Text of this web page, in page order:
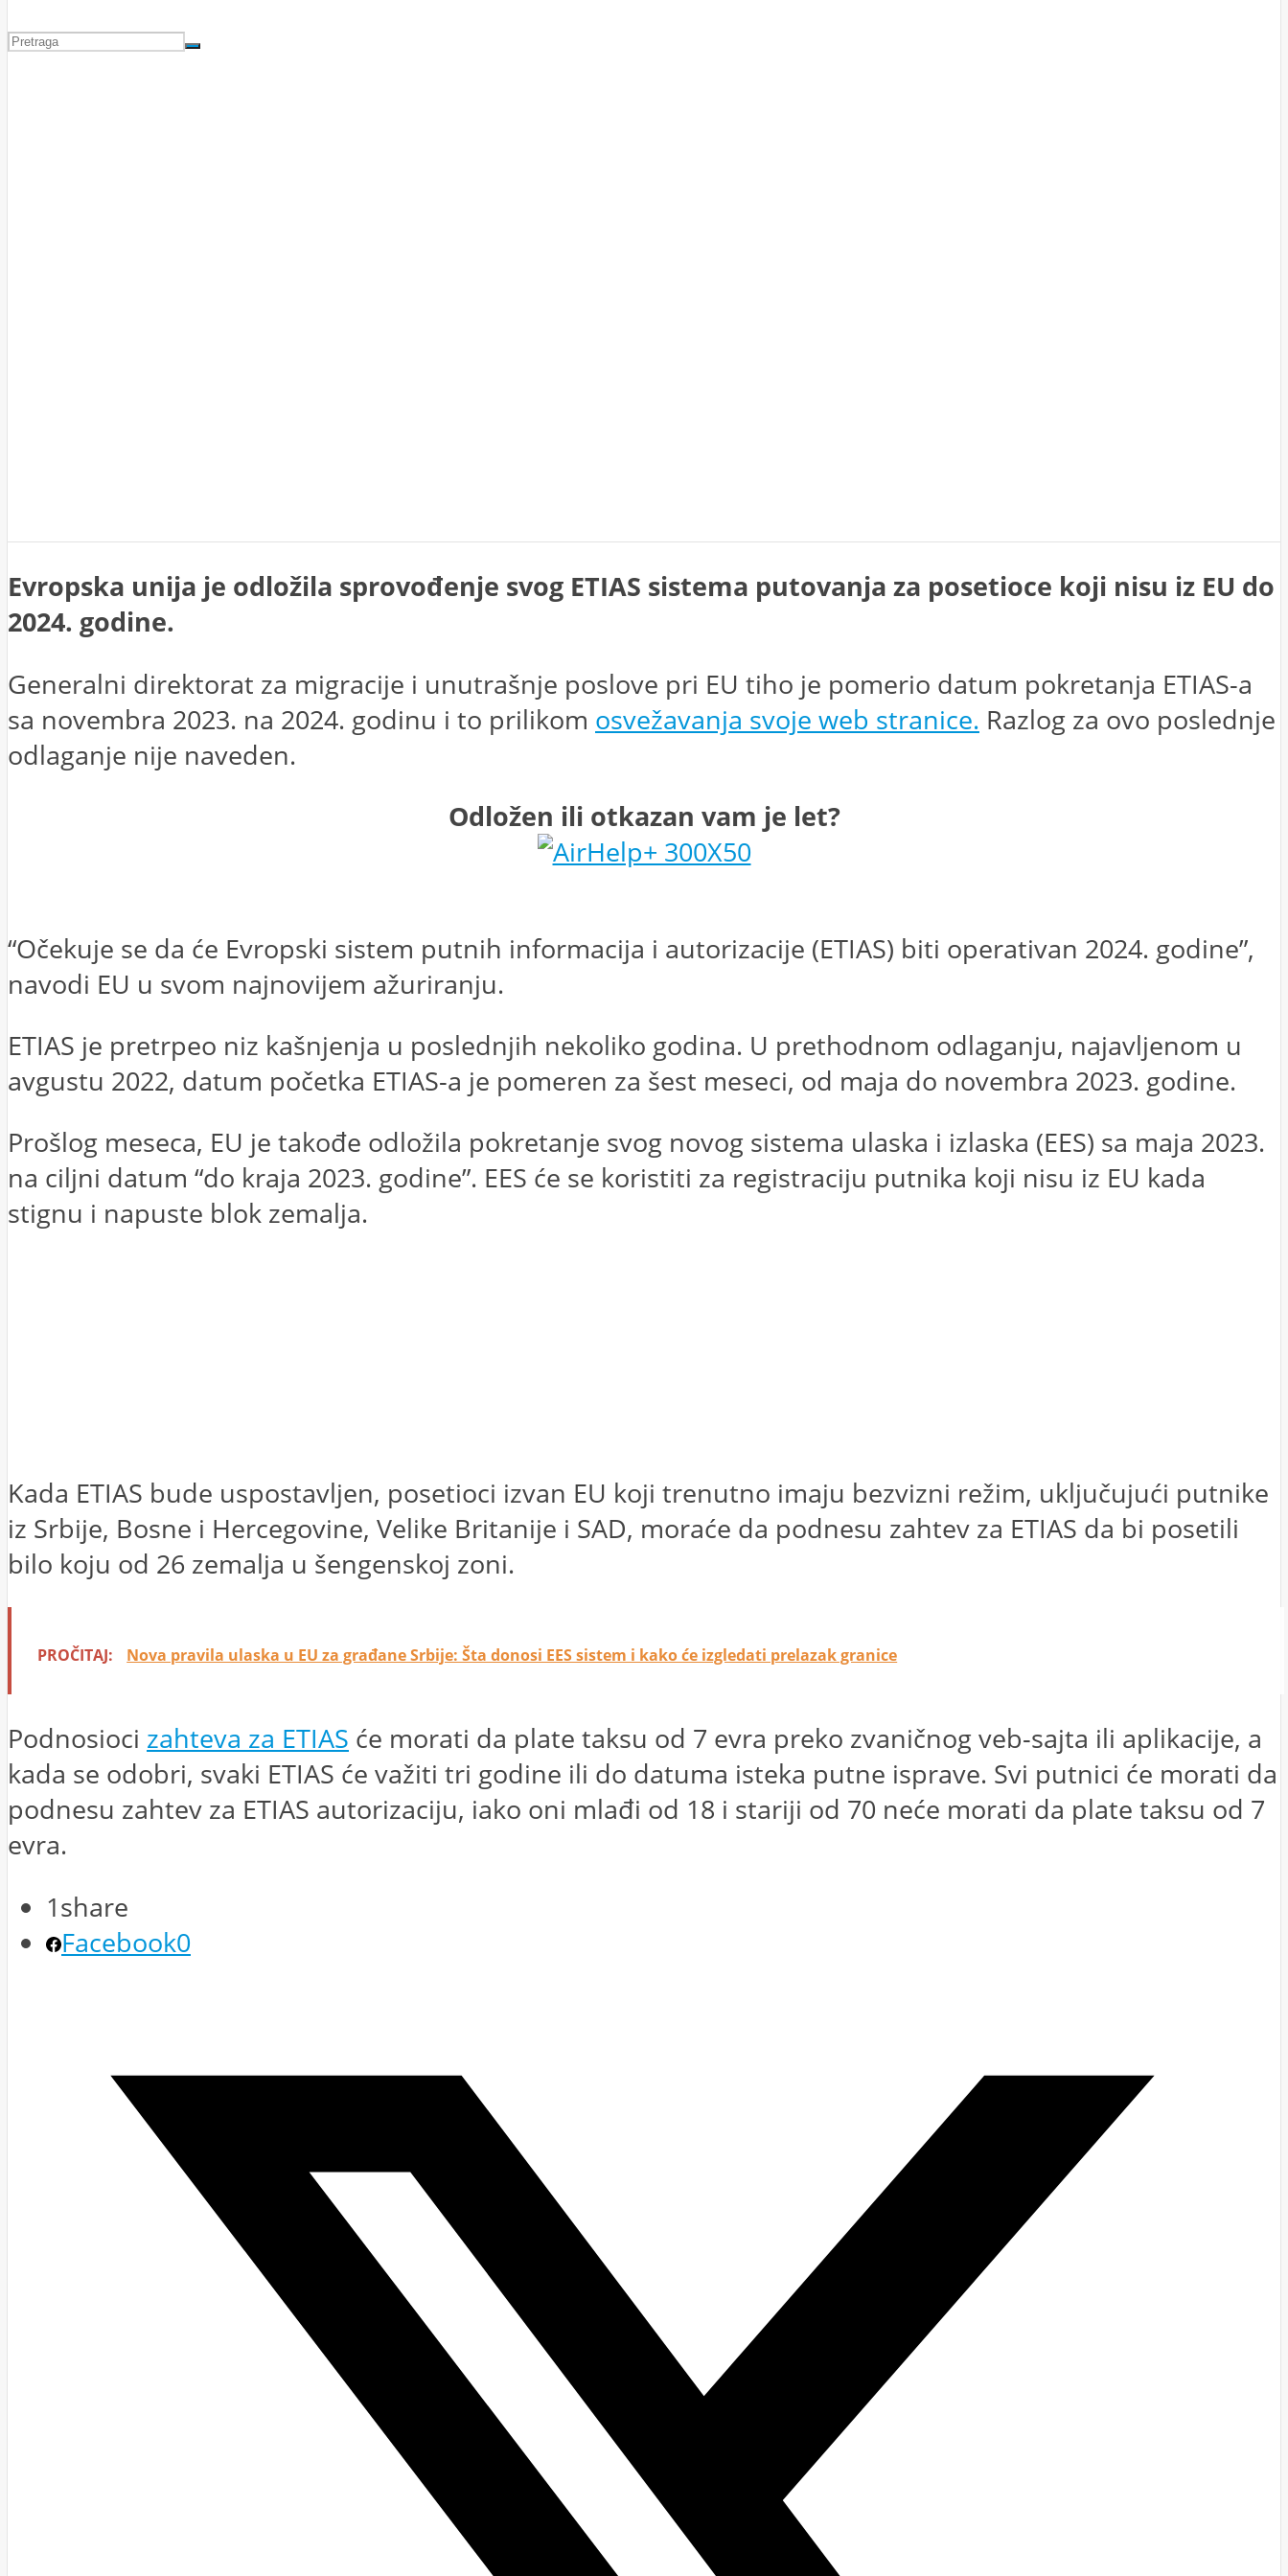
Evropska unija je odložila sprovođenje svog ETIAS sistema putovanja za posetioce koji nisu iz EU do
2024. godine.
Generalni direktorat za migracije i unutrašnje poslove pri EU tiho je pomerio datum pokretanja ETIAS-a
sa novembra 2023. na 2024. godinu i to prilikom osvežavanja svoje web stranice. Razlog za ovo poslednje
odlaganje nije naveden.
Odložen ili otkazan vam je let?
“Očekuje se da će Evropski sistem putnih informacija i autorizacije (ETIAS) biti operativan 2024. godine”,
navodi EU u svom najnovijem ažuriranju.
ETIAS je pretrpeo niz kašnjenja u poslednjih nekoliko godina. U prethodnom odlaganju, najavljenom u
avgustu 2022, datum početka ETIAS-a je pomeren za šest meseci, od maja do novembra 2023. godine.
Prošlog meseca, EU je takođe odložila pokretanje svog novog sistema ulaska i izlaska (EES) sa maja 2023.
na ciljni datum “do kraja 2023. godine”. EES će se koristiti za registraciju putnika koji nisu iz EU kada
stignu i napuste blok zemalja.
Kada ETIAS bude uspostavljen, posetioci izvan EU koji trenutno imaju bezvizni režim, uključujući putnike
iz Srbije, Bosne i Hercegovine, Velike Britanije i SAD, moraće da podnesu zahtev za ETIAS da bi posetili
bilo koju od 26 zemalja u šengenskoj zoni.
PROČITAJ: Nova pravila ulaska u EU za građane Srbije: Šta donosi EES sistem i kako će izgledati prelazak granice
Podnosioci zahteva za ETIAS će morati da plate taksu od 7 evra preko zvaničnog veb-sajta ili aplikacije, a
kada se odobri, svaki ETIAS će važiti tri godine ili do datuma isteka putne isprave. Svi putnici će morati da
podnesu zahtev za ETIAS autorizaciju, iako oni mlađi od 18 i stariji od 70 neće morati da plate taksu od 7
evra.
1share
Facebook0